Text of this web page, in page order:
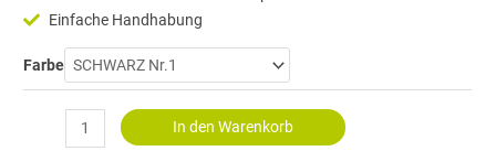
Einfache Handhabung
Farbe
In den Warenkorb